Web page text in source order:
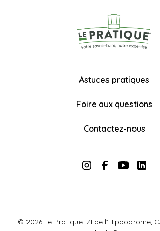
Astuces pratiques
Foire aux questions
Contactez-nous
© 2026 Le Pratique. ZI de l'Hippodrome,